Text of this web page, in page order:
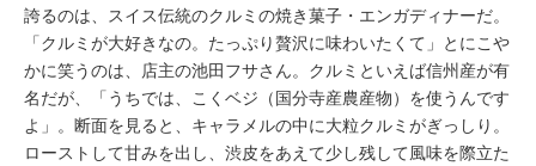
誇るのは、スイス伝統のクルミの焼き菓子・エンガディナーだ。
「クルミが大好きなの。たっぷり贅沢に味わいたくて」とにこや
かに笑うのは、店主の池田フサさん。クルミといえば信州産が有
名だが、「うちでは、こくベジ（国分寺産農産物）を使うんです
よ」。断面を見ると、キャラメルの中に大粒クルミがぎっしり。
ローストして甘みを出し、渋皮をあえて少し残して風味を際立た